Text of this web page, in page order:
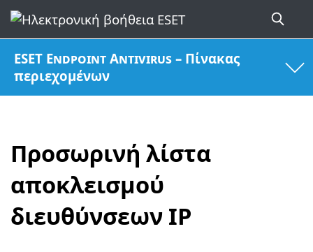
ESET Endpoint Antivirus – Πίνακας
περιεχομένων
Προσωρινή λίστα
αποκλεισμού
διευθύνσεων IP